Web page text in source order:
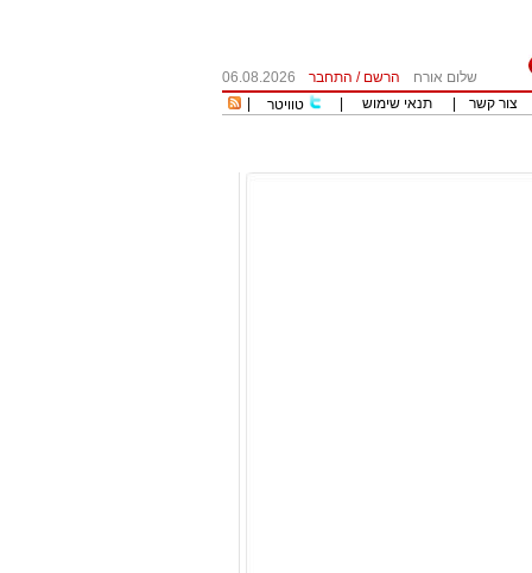
שלום אורח הרשם / התחבר
06.08.2026
צור קשר תנאי שימוש טוויטר